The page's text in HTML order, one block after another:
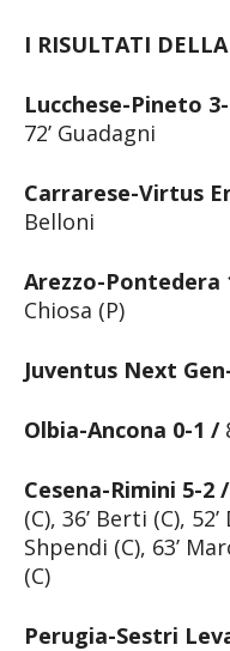
I RISULTATI
Lucchese-Pineto
72’ Guadagni
Carrarese-Virtus
Belloni
Arezzo-Pontedera
Chiosa (P)
Juventus Next
Olbia-Ancona 0-1 /
Cesena-Rimini 5-2 /
(C), 36’ Berti (C),
Shpendi (C), 63’
(C)
Perugia-Sestri